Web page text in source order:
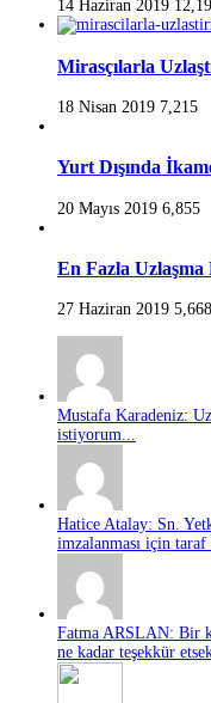
14 Haziran 2019
Mirasçılarla
18 Nisan 2019 7,215
Yurt Dışında
20 Mayıs 2019 6,855
En Fazla Uzlaşma
27 Haziran 2019 5,668
Mustafa Karadeniz:
istiyorum...
Hatice Atalay: Sn.
imzalanması için
Fatma ARSLAN: Bir
ne kadar teşekkür